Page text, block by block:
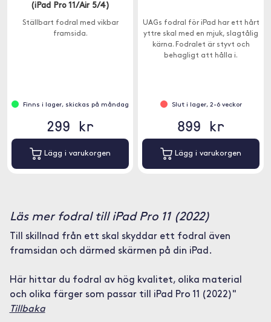
(iPad Pro 11/Air 5/4)
Ställbart fodral med vikbar
framsida.
Finns i lager, skickas på måndag
299 kr
Lägg i varukorgen
UAGs fodral för iPad har ett hårt
yttre skal med en mjuk, slagtålig
kärna. Fodralet är styvt och
behagligt att hålla i.
Slut i lager, 2-6 veckor
899 kr
Lägg i varukorgen
Läs mer fodral till iPad Pro 11 (2022)
Till skillnad från ett skal skyddar ett fodral även
framsidan och därmed skärmen på din iPad.
Här hittar du fodral av hög kvalitet, olika material
och olika färger som passar till iPad Pro 11 (2022)"
Tillbaka